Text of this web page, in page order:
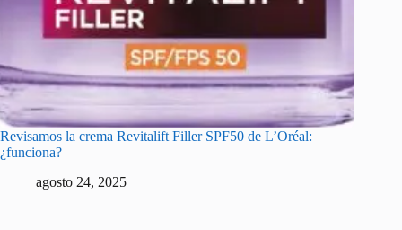
Revisamos la crema Revitalift Filler SPF50 de L’Oréal:
¿funciona?
agosto 24, 2025